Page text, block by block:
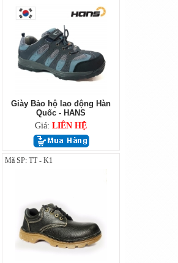
Giày Bảo hộ lao động Hàn
Quốc - HANS
Giá: LIÊN HỆ
Mã SP: TT - K1